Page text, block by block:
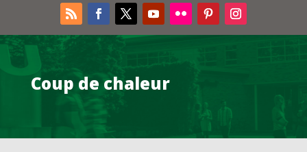
Coup de chaleur